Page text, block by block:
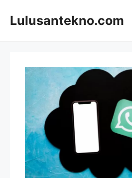
Lulusantekno.com